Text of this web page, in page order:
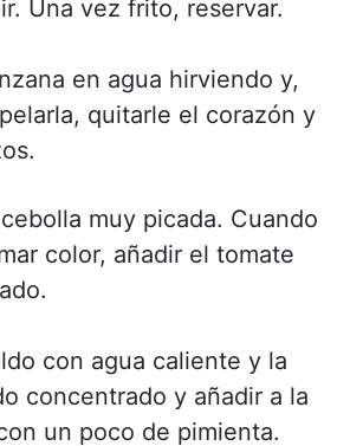
Una vez frito, reservar.
en agua hirviendo y,
quitarle el corazón y
muy picada. Cuando
color, añadir el tomate
con agua caliente y la
concentrado y añadir a la
un poco de pimienta.